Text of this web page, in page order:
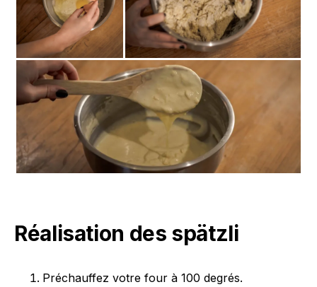
Réalisation des spätzli
Préchauffez votre four à 100 degrés.